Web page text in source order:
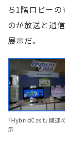
ち1階ロビー
のが放送と通
展示だ。
「HybridCast」関連
示